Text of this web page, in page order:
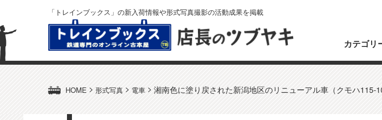
「トレインブックス」の新入荷情報や形式写真撮影の活動成果を掲載
カテゴリ
HOME > 形式写真 > 電車 > 湘南色に塗り戻された新潟地区のリニューアル車（クモハ115-